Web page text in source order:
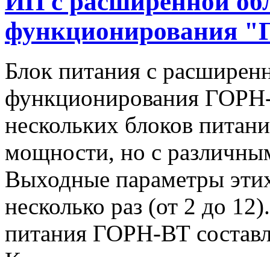
функционирования
Блок питания с
функционирования
нескольких блоков
мощности, но с
Выходные параметры
несколько раз (от 2 до
питания ГОРН-ВТ